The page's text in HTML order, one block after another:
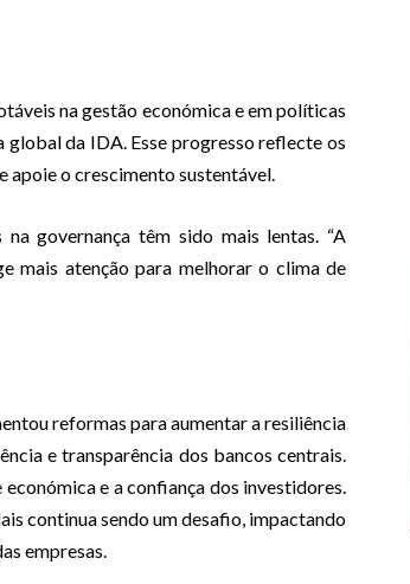
na gestão económica e em políticas
global da IDA. Esse progresso reflecte os
apoie o crescimento sustentável.
governança têm sido mais lentas. “A
mais atenção para melhorar o clima de
reformas para aumentar a resiliência
e transparência dos bancos centrais.
e a confiança dos investidores.
continua sendo um desafio, impactando
empresas.